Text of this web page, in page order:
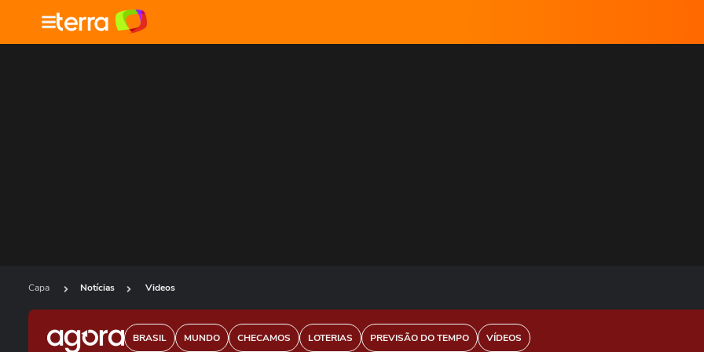
Capa Notícias Videos
BRASIL MUNDO CHECAMOS LOTERIAS PREVISÃO DO TEMPO VÍDEOS